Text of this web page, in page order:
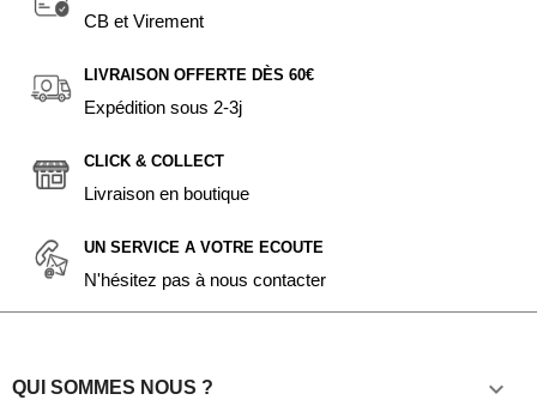
CB et Virement
LIVRAISON OFFERTE DÈS 60€
Expédition sous 2-3j
CLICK & COLLECT
Livraison en boutique
UN SERVICE A VOTRE ECOUTE
N'hésitez pas à nous contacter
QUI SOMMES NOUS ? 